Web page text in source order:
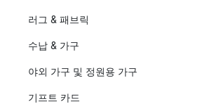
러그 & 패브릭
수납 & 가구
야외 가구 및 정원용 가구
기프트 카드